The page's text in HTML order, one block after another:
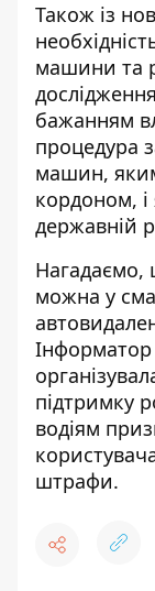
Також із
машини та
бажанням
процедура
машин,
кордоном, і
державній
можна у
Інформатор
підтримку
водіям
штрафи.